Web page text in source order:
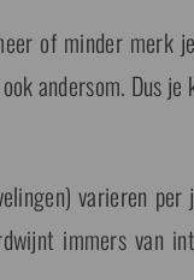
of minder merk
andersom. Dus
varieren
immers van